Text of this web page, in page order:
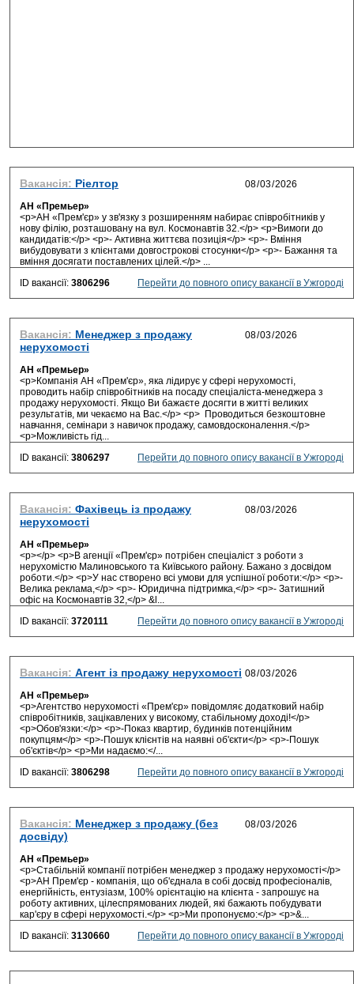
Вакансія: Ріелтор
АН «Премьер»
<p>АН «Прем'єр» у зв'язку з розширенням набирає співробітників у
нову філію, розташовану на вул. Космонавтів 32.</p> <p>Вимоги до
кандидатів:</p> <p>- Активна життєва позиція</p> <p>- Вміння
вибудовувати з клієнтами довгострокові стосунки</p> <p>- Бажання та
вміння досягати поставлених цілей.</p> ...
ID вакансії: 3806296 Перейти до повного опису вакансії в Ужгороді
Вакансія: Менеджер з продажу
нерухомості
АН «Премьер»
<p>Компанія АН «Прем'єр», яка лідирує у сфері нерухомості,
проводить набір співробітників на посаду спеціаліста-менеджера з
продажу нерухомості. Якщо Ви бажаєте досягти в житті великих
результатів, ми чекаємо на Вас.</p> <p> Проводиться безкоштовне
навчання, семінари з навичок продажу, самовдосконалення.</p>
<p>Можливість гід...
ID вакансії: 3806297 Перейти до повного опису вакансії в Ужгороді
Вакансія: Фахівець із продажу
нерухомості
АН «Премьер»
<p></p> <p>В агенції «Прем'єр» потрібен спеціаліст з роботи з
нерухомістю Малиновського та Київського району. Бажано з досвідом
роботи.</p> <p>У нас створено всі умови для успішної роботи:</p> <p>-
Велика реклама,</p> <p>- Юридична підтримка,</p> <p>- Затишний
офіс на Космонавтів 32,</p> &l...
ID вакансії: 3720111 Перейти до повного опису вакансії в Ужгороді
Вакансія: Агент із продажу нерухомості
АН «Премьер»
<p>Агентство нерухомості «Прем'єр» повідомляє додатковий набір
співробітників, зацікавлених у високому, стабільному доході!</p>
<p>Обов'язки:</p> <p>-Показ квартир, будинків потенційним
покупцям</p> <p>-Пошук клієнтів на наявні об'єкти</p> <p>-Пошук
об'єктів</p> <p>Ми надаємо:</...
ID вакансії: 3806298 Перейти до повного опису вакансії в Ужгороді
Вакансія: Менеджер з продажу (без
досвіду)
АН «Премьер»
<p>Стабільній компанії потрібен менеджер з продажу нерухомості</p>
<p>АН Прем'єр - компанія, що об'єднала в собі досвід професіоналів,
енергійність, ентузіазм, 100% орієнтацію на клієнта - запрошує на
роботу активних, цілеспрямованих людей, які бажають побудувати
кар'єру в сфері нерухомості.</p> <p>Ми пропонуємо:</p> <p>&...
ID вакансії: 3130660 Перейти до повного опису вакансії в Ужгороді